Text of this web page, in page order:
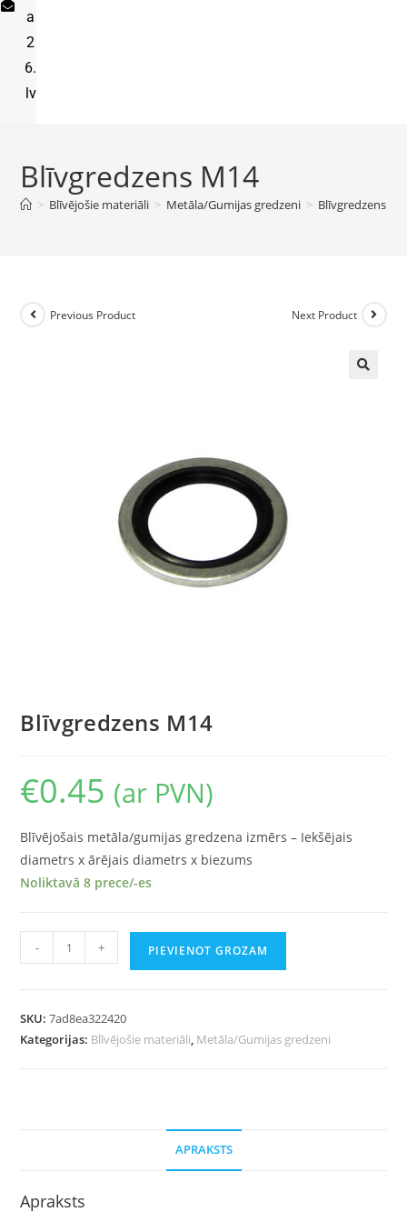
a
2
6.
lv
Blīvgredzens M14
> Blīvējošie materiāli > Metāla/Gumijas gredzeni > Blīvgredzens
Previous Product Next Product
Blīvgredzens M14
€0.45 (ar PVN)
Blīvējošais metāla/gumijas gredzena izmērs – Iekšējais
diametrs x ārējais diametrs x biezums
Noliktavā 8 prece/-es
- + PIEVIENOT GROZAM
SKU:7ad8ea322420
Kategorijas: Blīvējošie materiāli, Metāla/Gumijas gredzeni
APRAKSTS
Apraksts